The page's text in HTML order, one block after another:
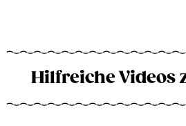
Hilfreiche Videos